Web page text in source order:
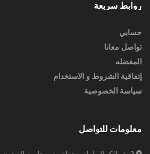
روابط سريعة
حسابي
تواصل معانا
المفضله
إتفاقية الشروط و الاستخدام
سياسة الخصوصية
معلومات للتواصل